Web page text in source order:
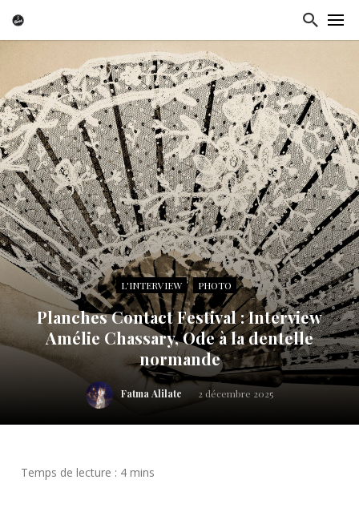
L'INTERVIEW PHOTO
Planches Contact Festival : Interview
Amélie Chassary, Ode à la dentelle
normande
Fatma Alilate 2 décembre 2025